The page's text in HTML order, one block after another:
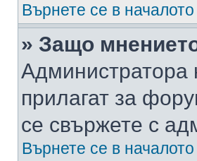
Върнете се в началото
» Защо
Администратора
прилагат за
се свържете с
Върнете се в началото